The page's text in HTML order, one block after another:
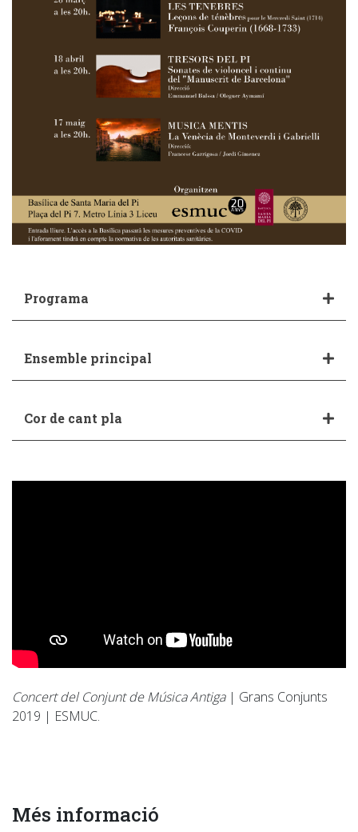
Programa
Ensemble principal
Cor de cant pla
Concert del Conjunt de Música Antiga| Grans Conjunts
2019 | ESMUC.
Més informació